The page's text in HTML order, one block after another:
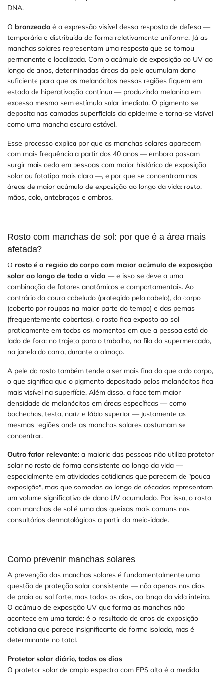
DNA.
O bronzeado é a expressão visível dessa resposta de defesa —
temporária e distribuída de forma relativamente uniforme. Já as
manchas solares representam uma resposta que se tornou
permanente e localizada. Com o acúmulo de exposição ao UV ao
longo de anos, determinadas áreas da pele acumulam dano
suficiente para que os melanócitos nessas regiões fiquem em
estado de hiperativação contínua — produzindo melanina em
excesso mesmo sem estímulo solar imediato. O pigmento se
deposita nas camadas superficiais da epiderme e torna-se visível
como uma mancha escura estável.
Esse processo explica por que as manchas solares aparecem
com mais frequência a partir dos 40 anos — embora possam
surgir mais cedo em pessoas com maior histórico de exposição
solar ou fototipo mais claro —, e por que se concentram nas
áreas de maior acúmulo de exposição ao longo da vida: rosto,
mãos, colo, antebraços e ombros.
Rosto com manchas de sol: por que é a área mais
afetada?
O rosto é a região do corpo com maior acúmulo de exposição
solar ao longo de toda a vida — e isso se deve a uma
combinação de fatores anatômicos e comportamentais. Ao
contrário do couro cabeludo (protegido pelo cabelo), do corpo
(coberto por roupas na maior parte do tempo) e das pernas
(frequentemente cobertas), o rosto fica exposto ao sol
praticamente em todos os momentos em que a pessoa está do
lado de fora: no trajeto para o trabalho, na fila do supermercado,
na janela do carro, durante o almoço.
A pele do rosto também tende a ser mais fina do que a do corpo,
o que significa que o pigmento depositado pelos melanócitos fica
mais visível na superfície. Além disso, a face tem maior
densidade de melanócitos em áreas específicas — como
bochechas, testa, nariz e lábio superior — justamente as
mesmas regiões onde as manchas solares costumam se
concentrar.
Outro fator relevante: a maioria das pessoas não utiliza protetor
solar no rosto de forma consistente ao longo da vida —
especialmente em atividades cotidianas que parecem de "pouca
exposição", mas que somadas ao longo de décadas representam
um volume significativo de dano UV acumulado. Por isso, o rosto
com manchas de sol é uma das queixas mais comuns nos
consultórios dermatológicos a partir da meia-idade.
Como prevenir manchas solares
A prevenção das manchas solares é fundamentalmente uma
questão de proteção solar consistente — não apenas nos dias
de praia ou sol forte, mas todos os dias, ao longo da vida inteira.
O acúmulo de exposição UV que forma as manchas não
acontece em uma tarde: é o resultado de anos de exposição
cotidiana que parece insignificante de forma isolada, mas é
determinante no total.
Protetor solar diário, todos os dias
O protetor solar de amplo espectro com FPS alto é a medida